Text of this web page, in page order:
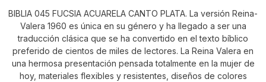
BIBLIA 045 FUCSIA ACUARELA CANTO PLATA. La versión Reina-
Valera 1960 es única en su género y ha llegado a ser una
traducción clásica que se ha convertido en el texto bíblico
preferido de cientos de miles de lectores. La Reina Valera en
una hermosa presentación pensada totalmente en la mujer de
hoy, materiales flexibles y resistentes, diseños de colores